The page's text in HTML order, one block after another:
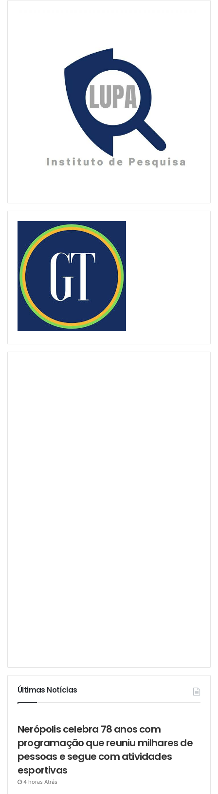
Últimas Notícias
Nerópolis celebra 78 anos com
programação que reuniu milhares de
pessoas e segue com atividades
esportivas
4 horas Atrás